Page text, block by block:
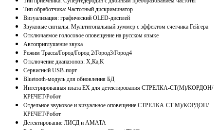
Тип обработчика: Частотный дискриминатор
Визуализация: графический OLED-дисплей
Звуковые сигналы: Мультитональный зуммер с эффектом счетчика Гейгера
Отключаемое голосовое оповещение на русском языке
Автоприглушение звука
Режим Трасса/Город/Город 2/Город3/Город4
Отключение диапазонов: Х,Кa,K
Сервисный USB-порт
Bluetooth-модуль для обновления БД
Интегрированная плата EX для детектирования СТРЕЛКА-СТ(М)/КОРДОН/
КРЕЧЕТ/Робот
Отдельное звуковое и визуальное оповещение СТРЕЛКА-СТ М)/КОРДОН/
КРЕЧЕТ/Робот
Детектирование ЛИСД и АМАТА